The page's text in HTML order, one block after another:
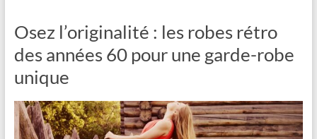
Osez l’originalité : les robes rétro
des années 60 pour une garde-robe
unique